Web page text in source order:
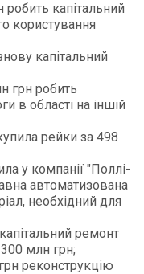
капітальний
користування
капітальний
грн робить
в області на іншій
рейки за 498
у компанії "Поллі-
автоматизована
необхідний для
ремонт
300 млн грн;
реконструкцію